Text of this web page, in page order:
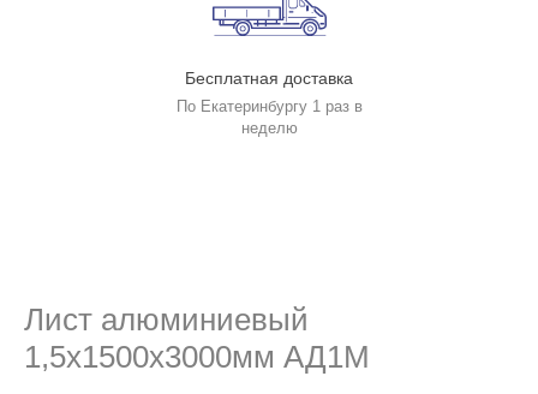
Бесплатная доставка
По Екатеринбургу 1 раз в
неделю
Лист алюминиевый
1,5х1500х3000мм АД1М